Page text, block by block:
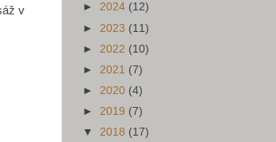
v
► 2024 (12)
► 2023 (11)
► 2022 (10)
► 2021 (7)
► 2020 (4)
► 2019 (7)
▼ 2018 (17)